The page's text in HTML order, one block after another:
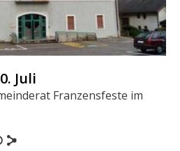
Juli
Franzensfeste im